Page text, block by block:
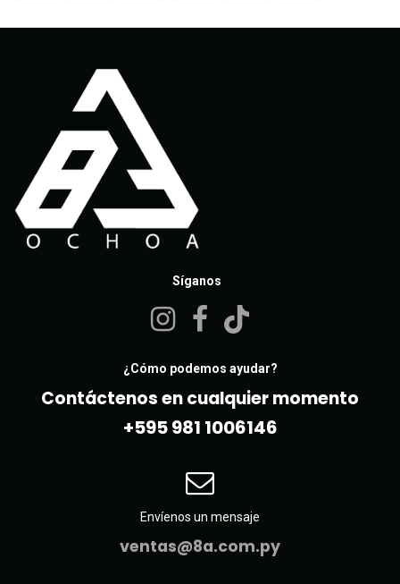
Síganos
¿Cómo podemos ayudar?
Contáctenos en cualquier momento
+595 981 10061​46
Envíenos un mensaje
ventas@8a.com.py